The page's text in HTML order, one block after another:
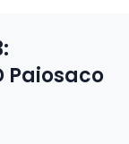
Paiosaco